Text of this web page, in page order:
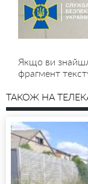
Якщо ви
фрагмент
ТАКОЖ НА